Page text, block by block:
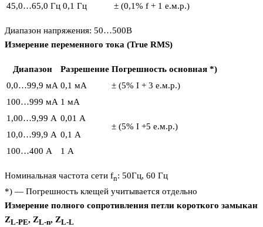
45,0…65,0 Гц 0,1 Гц ± (0,1% f + 1 е.м.р.)
Диапазон напряжения: 50…500В
Измерение переменного тока (True RMS)
Диапазон Разрешение Погрешность основная *)
0,0…99,9 мА 0,1 мА
± (5% I + 3 е.м.р.)
100…999 мА 1 мА
± (5% I +5 е.м.р.)
1,00…9,99 A 0,01 A
10,0…99,9 A 0,1 A
100…400 A
1 A
Номинальная частота сети fn: 50Гц, 60 Гц
*) — Погрешность клещей учитывается отдельно
Измерение полного сопротивления петли короткого
ZL-PE, ZL-n, ZL-L